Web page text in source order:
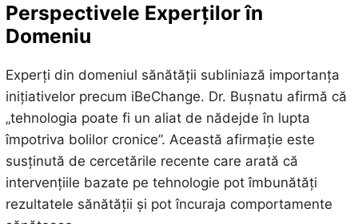
Perspectivele Experților în
Domeniu
Experți din domeniul sănătății subliniază importanța
inițiativelor precum iBeChange. Dr. Bușnatu afirmă că
„tehnologia poate fi un aliat de nădejde în lupta
împotriva bolilor cronice”. Această afirmație este
susținută de cercetările recente care arată că
intervențiile bazate pe tehnologie pot îmbunătăți
rezultatele sănătății și pot încuraja comportamente